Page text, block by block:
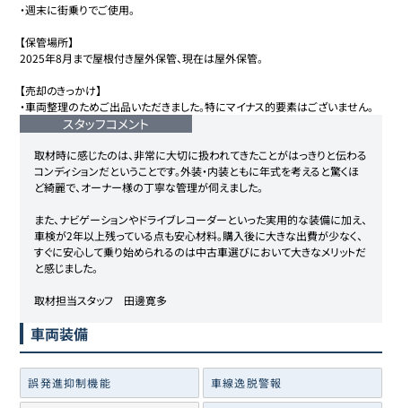
・週末に街乗りでご使用。
【保管場所】
2025年8月まで屋根付き屋外保管、現在は屋外保管。
【売却のきっかけ】
・車両整理のためご出品いただきました。特にマイナス的要素はございません。
スタッフコメント
取材時に感じたのは、非常に大切に扱われてきたことがはっきりと伝わる
コンディションだということです。外装・内装ともに年式を考えると驚くほ
ど綺麗で、オーナー様の丁寧な管理が伺えました。
また、ナビゲーションやドライブレコーダーといった実用的な装備に加え、
車検が2年以上残っている点も安心材料。購入後に大きな出費が少なく、
すぐに安心して乗り始められるのは中古車選びにおいて大きなメリットだ
と感じました。
車両装備
誤発進抑制機能 車線逸脱警報